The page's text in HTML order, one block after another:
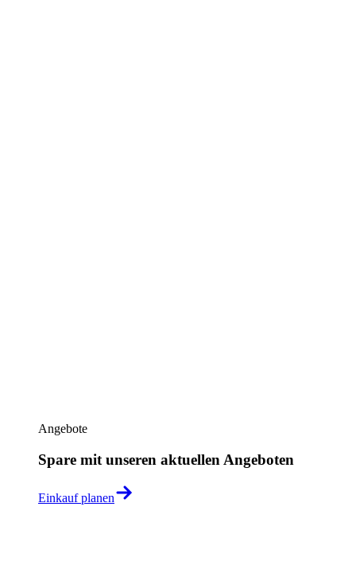
Angebote
Spare mit unseren aktuellen Angeboten
Einkauf planen